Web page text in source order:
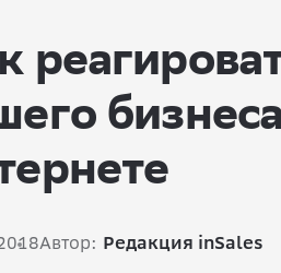
Автор: Редакция inSales